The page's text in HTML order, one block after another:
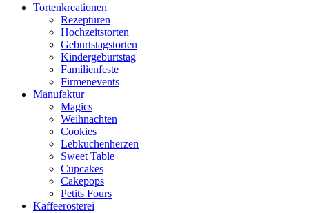
Tortenkreationen
Rezepturen
Hochzeitstorten
Geburtstagstorten
Kindergeburtstag
Familienfeste
Firmenevents
Manufaktur
Magics
Weihnachten
Cookies
Lebkuchenherzen
Sweet Table
Cupcakes
Cakepops
Petits Fours
Kaffeerösterei